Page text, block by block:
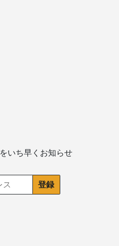
をいち早くお知らせ